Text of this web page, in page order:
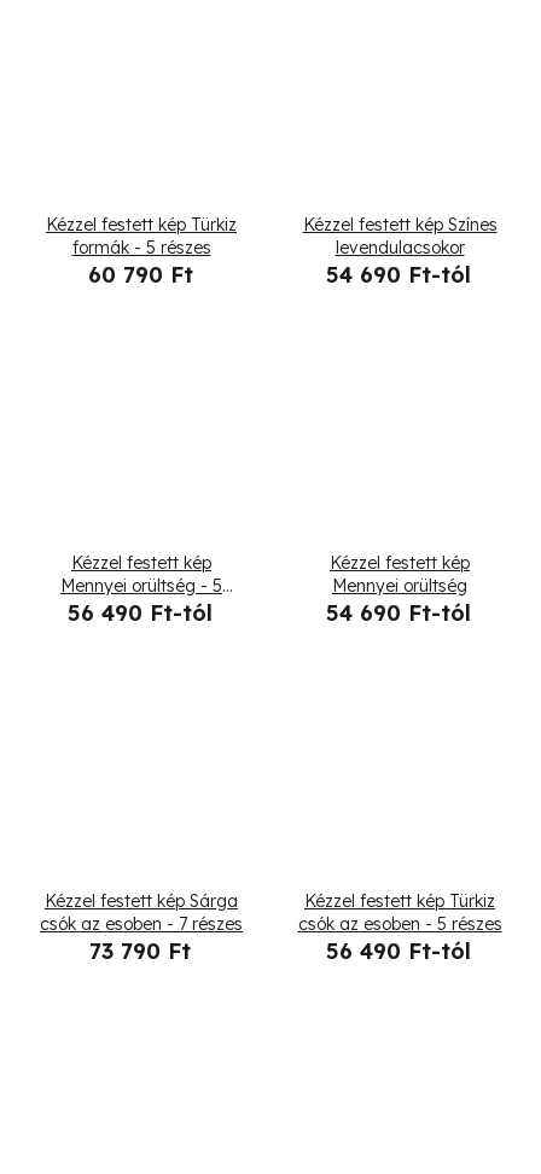
Kézzel festett kép Türkiz
formák - 5 részes
60 790 Ft
Kézzel festett kép Színes
levendulacsokor
54 690 Ft-tól
Kézzel festett kép
Mennyei orültség - 5
részes
56 490 Ft-tól
Kézzel festett kép
Mennyei orültség
54 690 Ft-tól
Kézzel festett kép Sárga
csók az esoben - 7 részes
73 790 Ft
Kézzel festett kép Türkiz
csók az esoben - 5 részes
56 490 Ft-tól